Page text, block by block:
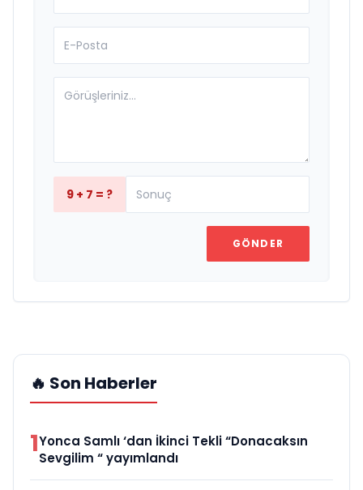
9 + 7 = ?
GÖNDER
🔥 Son Haberler
1Yonca Samlı ‘dan İkinci Tekli “Donacaksın
Sevgilim “ yayımlandı